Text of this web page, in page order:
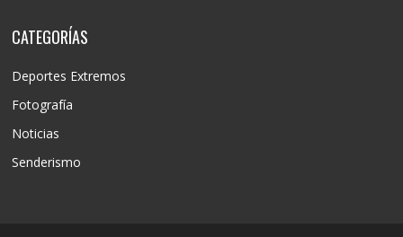
CATEGORÍAS
Deportes Extremos
Fotografía
Noticias
Senderismo